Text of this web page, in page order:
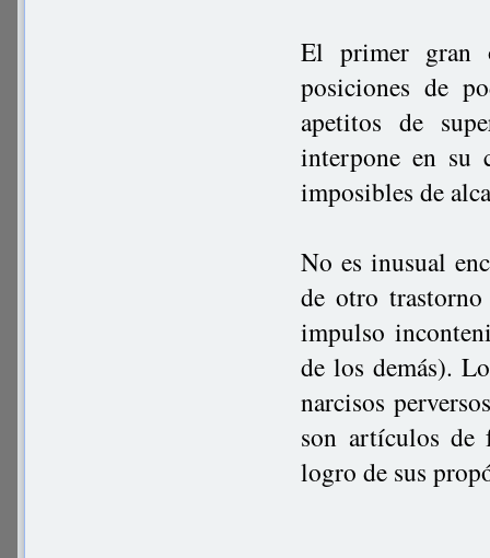
El primer gran
posiciones de
apetitos de
interpone en su
imposibles de
No es inusual
de otro
impulso
de los demás).
narcisos
son artículos de
logro de sus